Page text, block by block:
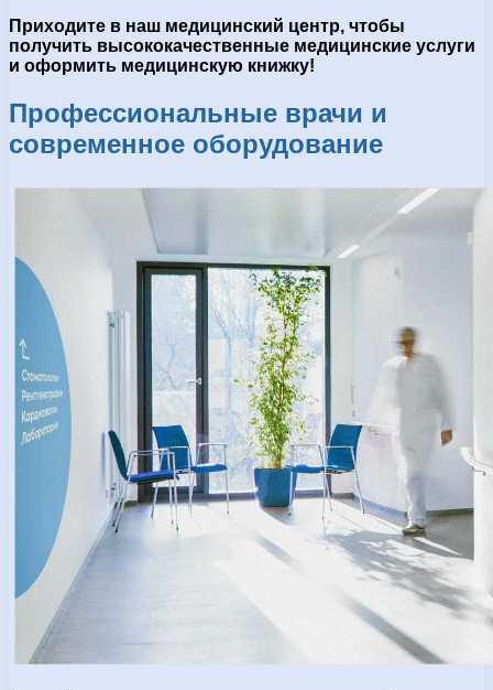
Приходите в наш медицинский центр, чтобы
получить высококачественные медицинские услуги
и оформить медицинскую книжку!
Профессиональные врачи и
современное оборудование